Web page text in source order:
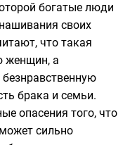
богатые люди
своих
что такая
женщин, а
брака и семьи.
опасения того, что
сильно